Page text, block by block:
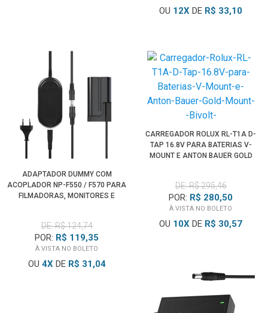
OU 12X DE R$ 33,10
ADAPTADOR DUMMY COM
ACOPLADOR NP-F550 / F570 PARA
FILMADORAS, MONITORES E
DE: R$ 124,74
POR: R$ 119,35
À VISTA NO BOLETO
OU 4XDE R$ 31,04
CARREGADOR ROLUX RL-T1A D-
TAP 16.8V PARA BATERIAS V-
MOUNT E ANTON BAUER GOLD
DE: R$ 295,46
POR: R$ 280,50
À VISTA NO BOLETO
OU 10X DE R$ 30,57